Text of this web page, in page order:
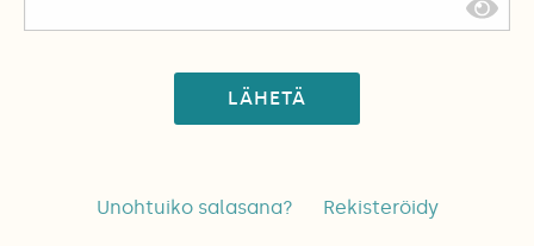
LÄHETÄ
Unohtuiko salasana? Rekisteröidy